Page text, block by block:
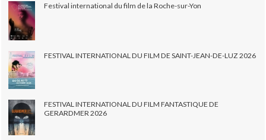
Festival international du film de la Roche-sur-Yon
FESTIVAL INTERNATIONAL DU FILM DE SAINT-JEAN-DE-LUZ 2026
FESTIVAL INTERNATIONAL DU FILM FANTASTIQUE DE
GERARDMER 2026